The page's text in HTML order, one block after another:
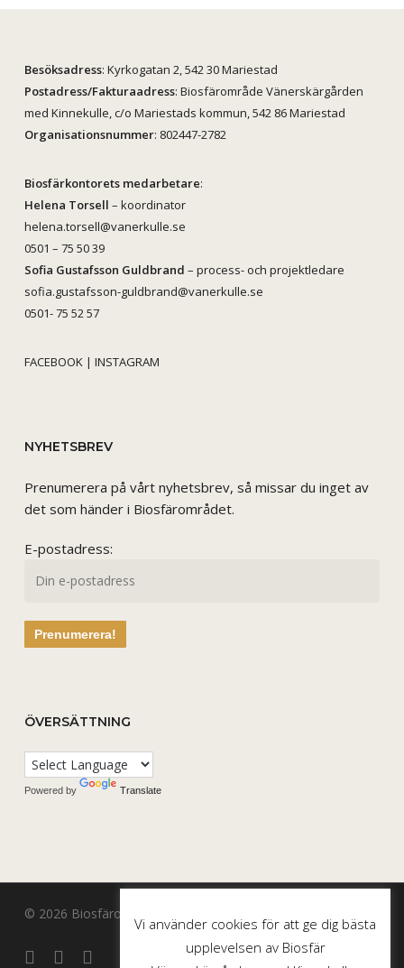
Besöksadress: Kyrkogatan 2, 542 30 Mariestad
Postadress/Fakturaadress: Biosfärområde Vänerskärgården
med Kinnekulle, c/o Mariestads kommun, 542 86 Mariestad
Organisationsnummer: 802447-2782
Biosfärkontorets medarbetare:
Helena Torsell – koordinator
helena.torsell@vanerkulle.se
0501 – 75 50 39
Sofia Gustafsson Guldbrand – process- och projektledare
sofia.gustafsson-guldbrand@vanerkulle.se
0501- 75 52 57
FACEBOOK| INSTAGRAM
NYHETSBREV
Prenumerera på vårt nyhetsbrev, så missar du inget av
det som händer i Biosfärområdet.
E-postadress:
ÖVERSÄTTNING
Powered by Translate
© 2026 Biosfärområde Vänerskärgården med Kinnekulle.
facebookyoutubeinstagram
Vi använder cookies för att ge dig bästa
upplevelsen av Biosfär